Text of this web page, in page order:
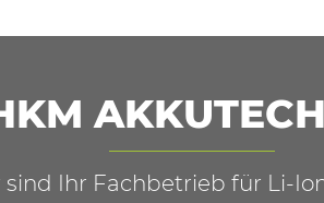
sind Ihr Fachbetrieb für Li-